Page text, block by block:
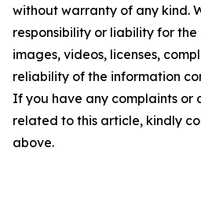
without warranty of any kind.
responsibility or liability for
images, videos, licenses,
reliability of the information
If you have any complaints or
related to this article, kindly
above.